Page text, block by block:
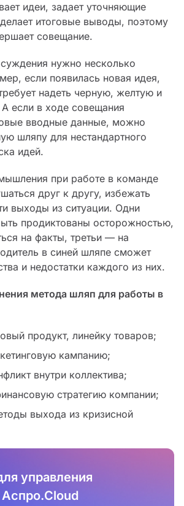
идеи, задает уточняющие
итоговые выводы, поэтому
совещание.
нужно несколько
если появилась новая идея,
надеть черную, желтую и
если в ходе совещания
вводные данные, можно
шляпу для нестандартного
идей.
при работе в команде
друг к другу, избежать
выходы из ситуации. Одни
продиктованы осторожностью,
на факты, третьи — на
в синей шляпе сможет
и недостатки каждого из них.
метода шляп для работы в
продукт, линейку товаров;
кампанию;
внутри коллектива;
стратегию компании;
выхода из кризисной
управления